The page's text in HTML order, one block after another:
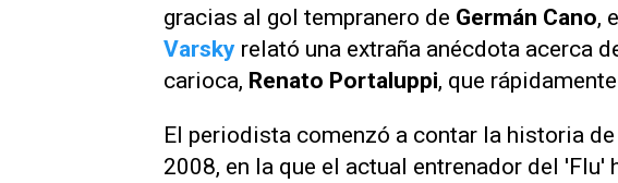
gracias al gol tempranero de Germán Cano,
Varsky relató una extraña anécdota acerca
carioca, Renato Portaluppi, que
El periodista comenzó a contar la historia
2008, en la que el actual entrenador del 'Flu'